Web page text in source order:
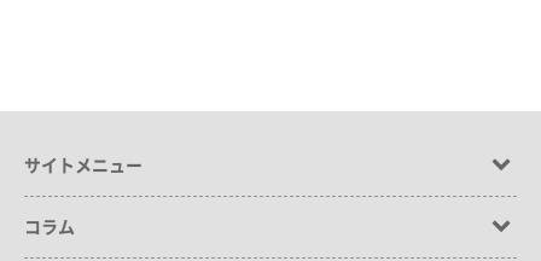
サイトメニュー
コラム